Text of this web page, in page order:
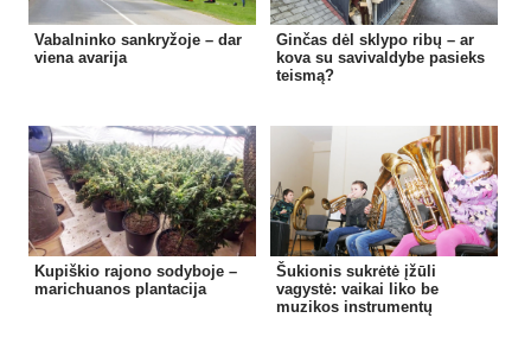
Vabalninko sankryžoje – dar
viena avarija
Ginčas dėl sklypo ribų – ar
kova su savivaldybe pasieks
teismą?
Kupiškio rajono sodyboje –
marichuanos plantacija
Šukionis sukrėtė įžūli
vagystė: vaikai liko be
muzikos instrumentų